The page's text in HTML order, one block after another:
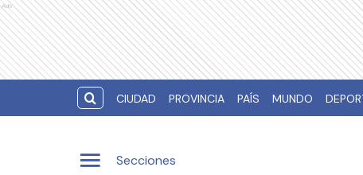
Ads
CIUDAD PROVINCIA PAÍS MUNDO
Secciones